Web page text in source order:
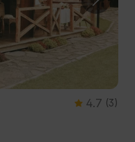
4.7 (3)